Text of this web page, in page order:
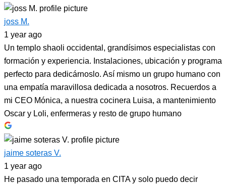
joss M.
1 year ago
Un templo shaoli occidental, grandísimos especialistas con
formación y experiencia. Instalaciones, ubicación y programa
perfecto para dedicárnoslo. Así mismo un grupo humano con
una empatía maravillosa dedicada a nosotros. Recuerdos a
mi CEO Mónica, a nuestra cocinera Luisa, a mantenimiento
Oscar y Loli, enfermeras y resto de grupo humano
jaime soteras V.
1 year ago
He pasado una temporada en CITA y solo puedo decir